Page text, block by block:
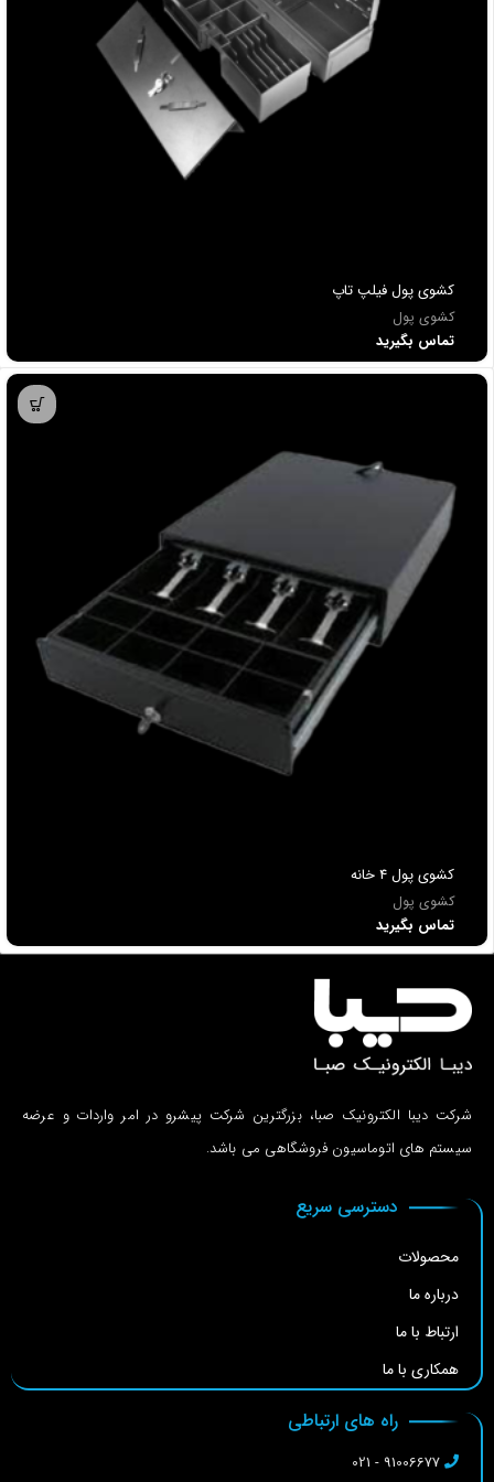
کشوی پول فیلپ تاپ
کشوی پول
تماس بگیرید
کشوی پول 4 خانه
کشوی پول
تماس بگیرید
شرکت دیبا الکترونیک صبا، بزرگترین شرکت پیشرو در امر واردات و عرضه
سیستم های اتوماسیون فروشگاهی می باشد.
دسترسی سریع
محصولات
درباره ما
ارتباط با ما
همکاری با ما
راه های ارتباطی